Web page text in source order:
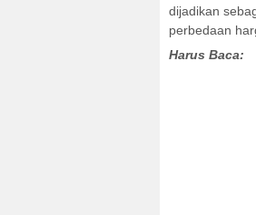
dijadikan
perbedaan
Harus Baca: